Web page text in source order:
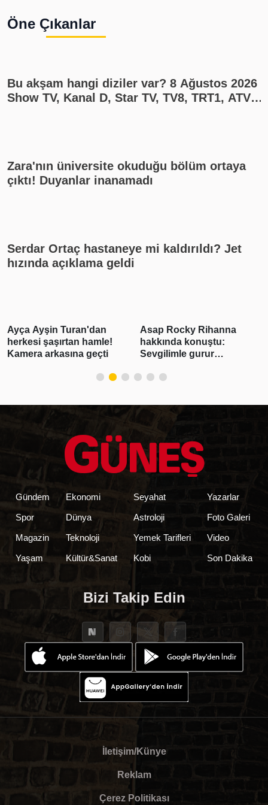
Öne Çıkanlar
Bu akşam hangi diziler var? 8 Ağustos 2026
Show TV, Kanal D, Star TV, TV8, TRT1, ATV
Zara'nın üniversite okuduğu bölüm ortaya
çıktı! Duyanlar inanamadı
Serdar Ortaç hastaneye mi kaldırıldı? Jet
hızında açıklama geldi
Asap Rocky Rihanna
hakkında konuştu:
Sevgilimle gurur
Burcu Özberk yeni sezon
öncesi enerji depoluyor!
Tatil kareleri beğeni
Gündem
Spor
Magazin
Yaşam
Ekonomi
Dünya
Teknoloji
Kültür&Sanat
Seyahat
Astroloji
Yemek Tarifleri
Kobi
Yazarlar
Foto Galeri
Video
Son Dakika
Bizi Takip Edin
İletişim/Künye
Reklam
Çerez Politikası